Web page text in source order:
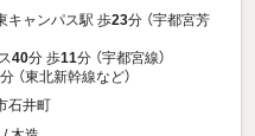
キャンパス駅 歩23分 （宇都宮芳
40分 歩11分 （宇都宮線）
分 （東北新幹線など）
石井町